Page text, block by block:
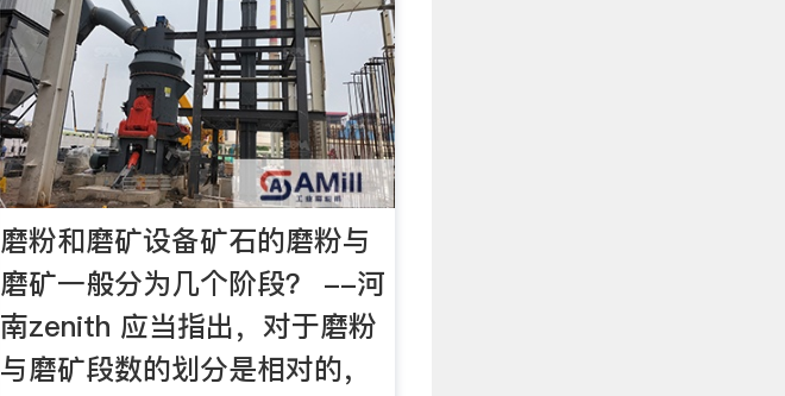
磨粉和磨矿设备矿石的磨粉与
磨矿一般分为几个阶段？ --河
南zenith 应当指出，对于磨粉
与磨矿段数的划分是相对的，